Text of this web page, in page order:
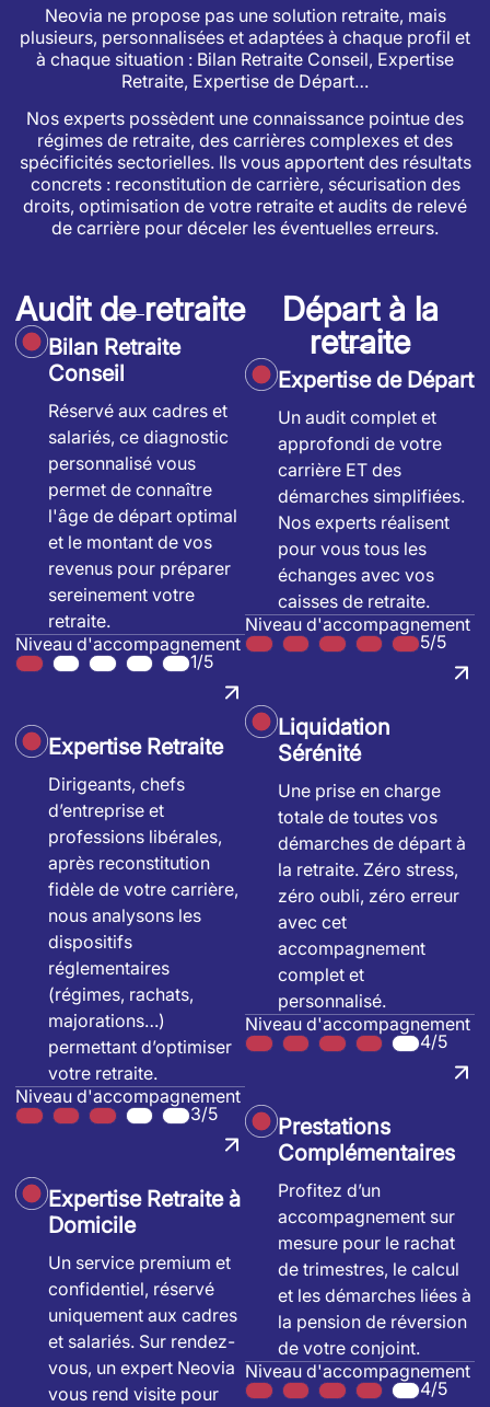
Neovia ne propose pas une solution retraite, mais
plusieurs, personnalisées et adaptées à chaque profil et
à chaque situation : Bilan Retraite Conseil, Expertise
Retraite, Expertise de Départ…
Nos experts possèdent une connaissance pointue des
régimes de retraite, des carrières complexes et des
spécificités sectorielles. Ils vous apportent des résultats
concrets : reconstitution de carrière, sécurisation des
droits, optimisation de votre retraite et audits de relevé
de carrière pour déceler les éventuelles erreurs.
Audit de retraite
Bilan Retraite
Conseil
Réservé aux cadres et
salariés, ce diagnostic
personnalisé vous
permet de connaître
l'âge de départ optimal
et le montant de vos
revenus pour préparer
sereinement votre
retraite.
Niveau d'accompagnement
1/5
Expertise Retraite
Dirigeants, chefs
d’entreprise et
professions libérales,
après reconstitution
fidèle de votre carrière,
nous analysons les
dispositifs
réglementaires
(régimes, rachats,
majorations…)
permettant d’optimiser
votre retraite.
Niveau d'accompagnement
3/5
Expertise Retraite à
Domicile
Un service premium et
confidentiel, réservé
uniquement aux cadres
et salariés. Sur rendez-
vous, un expert Neovia
vous rend visite pour
Départ à la
retraite
Expertise de Départ
Un audit complet et
approfondi de votre
carrière ET des
démarches simplifiées.
Nos experts réalisent
pour vous tous les
échanges avec vos
caisses de retraite.
Niveau d'accompagnement
5/5
Liquidation
Sérénité
Une prise en charge
totale de toutes vos
démarches de départ à
la retraite. Zéro stress,
zéro oubli, zéro erreur
avec cet
accompagnement
complet et
personnalisé.
Niveau d'accompagnement
4/5
Prestations
Complémentaires
Profitez d’un
accompagnement sur
mesure pour le rachat
de trimestres, le calcul
et les démarches liées à
la pension de réversion
de votre conjoint.
Niveau d'accompagnement
4/5